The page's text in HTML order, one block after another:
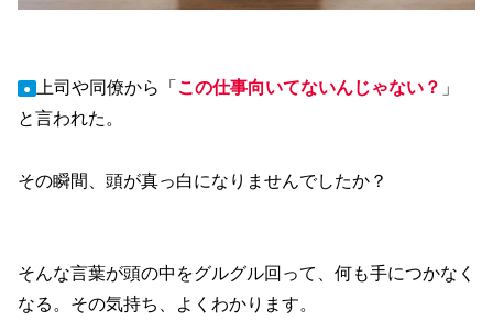
● 上司や同僚から「 この仕事向いてないんじゃない？ 」
と言われた。
その瞬間、頭が真っ白になりませんでしたか？
そんな言葉が頭の中をグルグル回って、何も手につかなく
なる。その気持ち、よくわかります。